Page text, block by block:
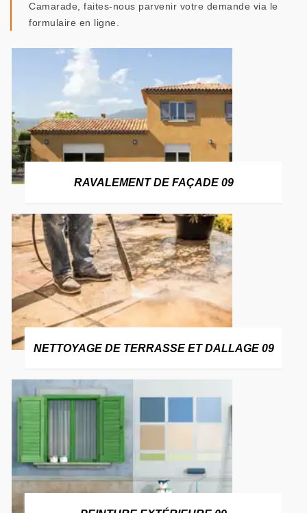
Camarade, faites-nous parvenir votre demande via le
formulaire en ligne.
RAVALEMENT DE FAÇADE 09
NETTOYAGE DE TERRASSE ET DALLAGE 09